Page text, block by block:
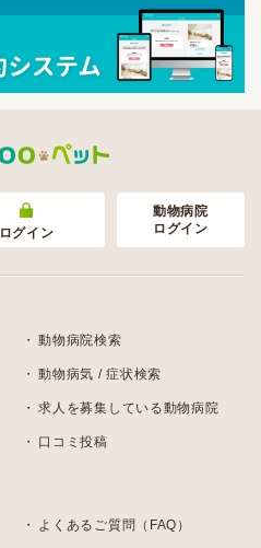
ログイン
動物病院
ログイン
動物病院検索
動物病気 / 症状検索
求人を募集している動物病院
口コミ投稿
よくあるご質問（FAQ）